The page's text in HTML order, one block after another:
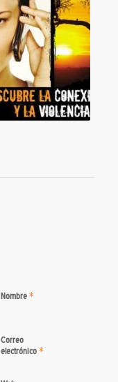
Nombre *
Correo
electrónico *